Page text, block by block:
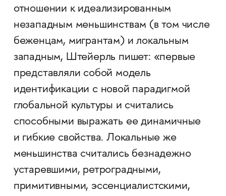
отношении к идеализированным
незападным меньшинствам (в том числе
беженцам, мигрантам) и локальным
западным, Штейерль пишет: «первые
представляли собой модель
идентификации с новой парадигмой
глобальной культуры и считались
способными выражать ее динамичные
и гибкие свой­­ства. Локальные же
меньшинства считались безнадежно
устаревшими, ретроградными,
примитивными, эссенциалистскими,